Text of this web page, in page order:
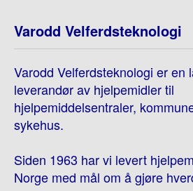
Varodd Velferdsteknologi
Varodd Velferdsteknologi er en
leverandør av hjelpemidler til
hjelpemiddelsentraler,
sykehus.
Siden 1963 har vi levert
Norge med mål om å gjøre